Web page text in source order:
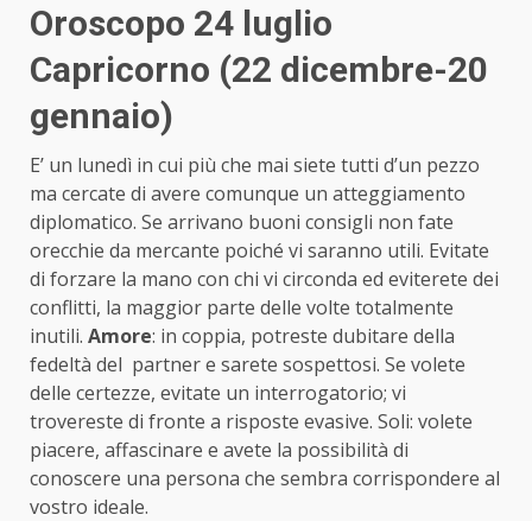
Oroscopo 24 luglio
Capricorno (22 dicembre-20
gennaio)
E’ un lunedì in cui più che mai siete tutti d’un pezzo
ma cercate di avere comunque un atteggiamento
diplomatico. Se arrivano buoni consigli non fate
orecchie da mercante poiché vi saranno utili. Evitate
di forzare la mano con chi vi circonda ed eviterete dei
conflitti, la maggior parte delle volte totalmente
inutili. Amore: in coppia, potreste dubitare della
fedeltà del partner e sarete sospettosi. Se volete
delle certezze, evitate un interrogatorio; vi
trovereste di fronte a risposte evasive. Soli: volete
piacere, affascinare e avete la possibilità di
conoscere una persona che sembra corrispondere al
vostro ideale.